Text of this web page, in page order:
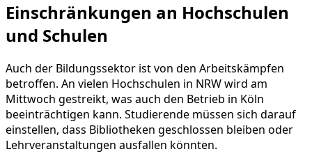
Einschränkungen an Hochschulen
und Schulen
Auch der Bildungssektor ist von den Arbeitskämpfen
betroffen. An vielen Hochschulen in NRW wird am
Mittwoch gestreikt, was auch den Betrieb in Köln
beeinträchtigen kann. Studierende müssen sich darauf
einstellen, dass Bibliotheken geschlossen bleiben oder
Lehrveranstaltungen ausfallen könnten.